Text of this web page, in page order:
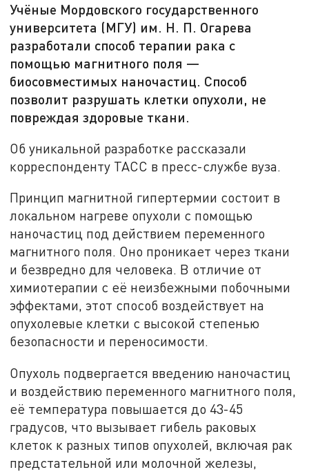
Учёные Мордовского государственного
университета (МГУ) им. Н. П. Огарева
разработали способ терапии рака с
помощью магнитного поля —
биосовместимых наночастиц. Способ
позволит разрушать клетки опухоли, не
повреждая здоровые ткани.
Об уникальной разработке рассказали
корреспонденту ТАСС в пресс-службе вуза.
Принцип магнитной гипертермии состоит в
локальном нагреве опухоли с помощью
наночастиц под действием переменного
магнитного поля. Оно проникает через ткани
и безвредно для человека. В отличие от
химиотерапии с её неизбежными побочными
эффектами, этот способ воздействует на
опухолевые клетки с высокой степенью
безопасности и переносимости.
Опухоль подвергается введению наночастиц
и воздействию переменного магнитного поля,
её температура повышается до 43-45
градусов, что вызывает гибель раковых
клеток к разных типов опухолей, включая рак
предстательной или молочной железы,